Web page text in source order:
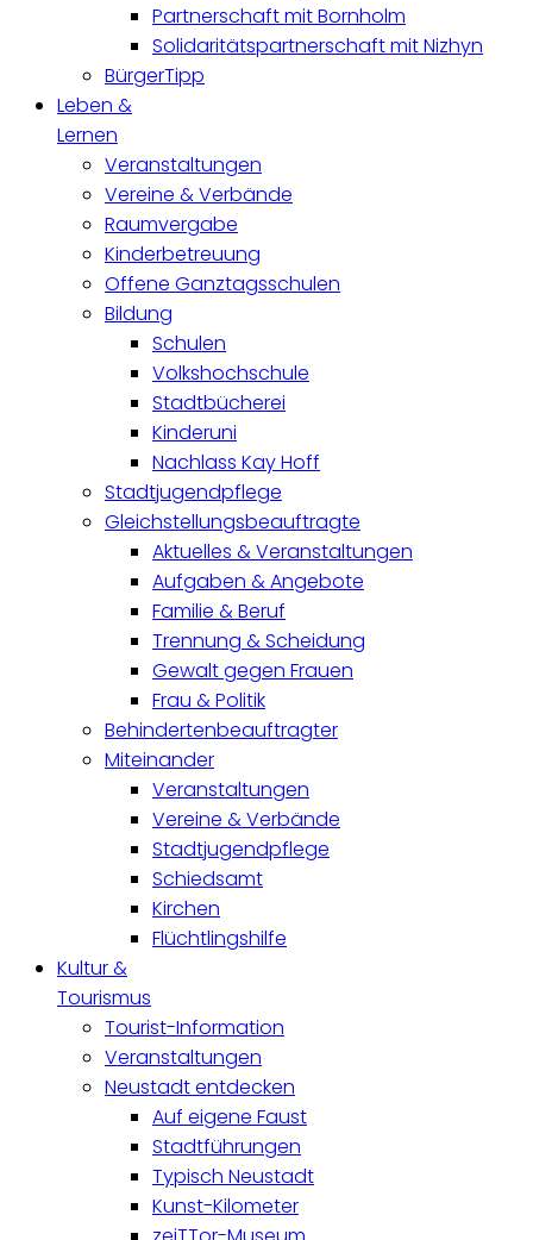
Partnerschaft mit Bornholm
Solidaritätspartnerschaft mit Nizhyn
BürgerTipp
Leben &
Lernen
Veranstaltungen
Vereine & Verbände
Raumvergabe
Kinderbetreuung
Offene Ganztagsschulen
Bildung
Schulen
Volkshochschule
Stadtbücherei
Kinderuni
Nachlass Kay Hoff
Stadtjugendpflege
Gleichstellungsbeauftragte
Aktuelles & Veranstaltungen
Aufgaben & Angebote
Familie & Beruf
Trennung & Scheidung
Gewalt gegen Frauen
Frau & Politik
Behindertenbeauftragter
Miteinander
Veranstaltungen
Vereine & Verbände
Stadtjugendpflege
Schiedsamt
Kirchen
Flüchtlingshilfe
Kultur &
Tourismus
Tourist-Information
Veranstaltungen
Neustadt entdecken
Auf eigene Faust
Stadtführungen
Typisch Neustadt
Kunst-Kilometer